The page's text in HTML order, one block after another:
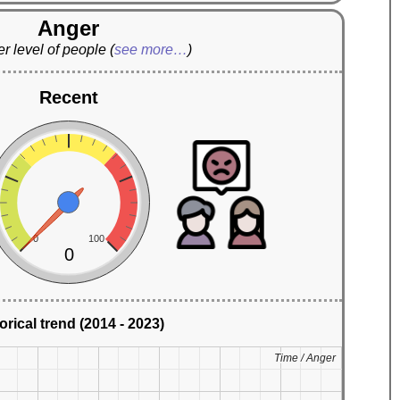
Anger
level of people(see more…)
Recent
0 100
0
trend (2014 - 2023)
Time / Anger
Time / Anger